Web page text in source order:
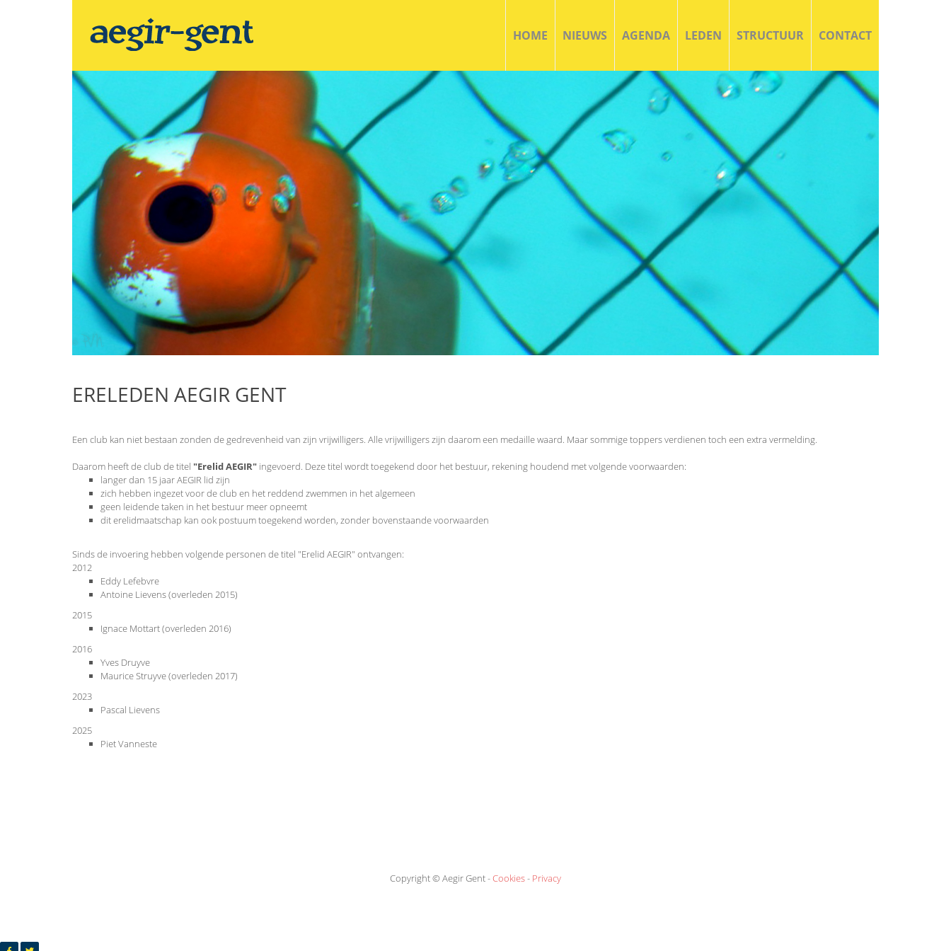
HOME NIEUWS AGENDA LEDEN STRUCTUUR CONTACT
ERELEDEN AEGIR GENT
Een club kan niet bestaan zonden de gedrevenheid van zijn vrijwilligers. Alle vrijwilligers zijn daarom een medaille waard. Maar sommige toppers verdienen toch een extra vermelding.
Daarom heeft de club de titel "Erelid AEGIR" ingevoerd. Deze titel wordt toegekend door het bestuur, rekening houdend met volgende voorwaarden:
langer dan 15 jaar AEGIR lid zijn
zich hebben ingezet voor de club en het reddend zwemmen in het algemeen
geen leidende taken in het bestuur meer opneemt
dit erelidmaatschap kan ook postuum toegekend worden, zonder bovenstaande voorwaarden
Sinds de invoering hebben volgende personen de titel "Erelid AEGIR" ontvangen:
2012
Eddy Lefebvre
Antoine Lievens (overleden 2015)
2015
Ignace Mottart (overleden 2016)
2016
Yves Druyve
Maurice Struyve (overleden 2017)
2023
Pascal Lievens
2025
Piet Vanneste
Copyright © Aegir Gent -Cookies- Privacy